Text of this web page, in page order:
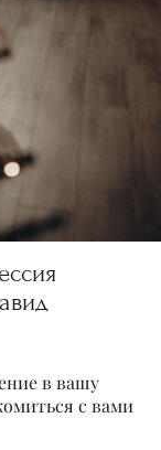
в вашу
с вами